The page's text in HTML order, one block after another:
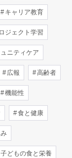
キャリア教育
ジェクト学習
ニティケア
広報 高齢者
機能性
食と健康
どもの食と栄養